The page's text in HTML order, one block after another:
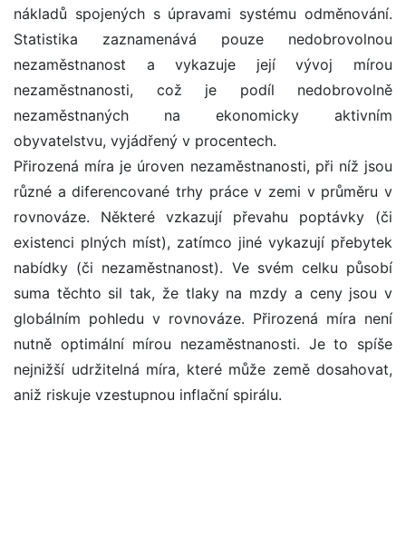
nákladů spojených s úpravami systému odměnování.
Statistika zaznamenává pouze nedobrovolnou
nezaměstnanost a vykazuje její vývoj mírou
nezaměstnanosti, což je podíl nedobrovolně
nezaměstnaných na ekonomicky aktivním
obyvatelstvu, vyjádřený v procentech.
Přirozená míra je úroven nezaměstnanosti, při níž jsou
různé a diferencované trhy práce v zemi v průměru v
rovnováze. Některé vzkazují převahu poptávky (či
existenci plných míst), zatímco jiné vykazují přebytek
nabídky (či nezaměstnanost). Ve svém celku působí
suma těchto sil tak, že tlaky na mzdy a ceny jsou v
globálním pohledu v rovnováze. Přirozená míra není
nutně optimální mírou nezaměstnanosti. Je to spíše
nejnižší udržitelná míra, které může země dosahovat,
aniž riskuje vzestupnou inflační spirálu.